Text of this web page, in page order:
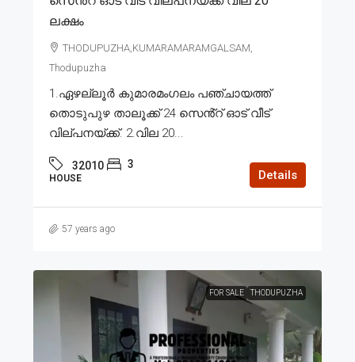
ലക്ഷം
THODUPUZHA,KUMARAMARAMGALSAM,
Thodupuzha
1.ഏഴല്ലൂർ കുമാരമംഗലം പഞ്ചായത്ത്
തൊടുപുഴ താലൂക്ക് 24 സെൻ്റ് ഓട് വീട്
വില്പനയ്ക്ക്. 2.വില 20...
32010 3
HOUSE Details
57 years ago
FOR SALE THODUPUZHA